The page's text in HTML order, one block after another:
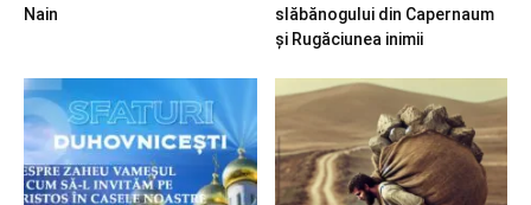
Nain
slăbănogului din Capernaum
și Rugăciunea inimii